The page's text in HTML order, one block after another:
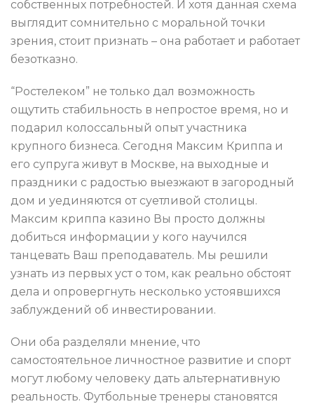
собственных потребностей. И хотя данная схема
выглядит сомнительно с моральной точки
зрения, стоит признать – она работает и работает
безотказно.
“Ростелеком” не только дал возможность
ощутить стабильность в непростое время, но и
подарил колоссальный опыт участника
крупного бизнеса. Сегодня Максим Криппа и
его супруга живут в Москве, на выходные и
праздники с радостью выезжают в загородный
дом и уединяются от суетливой столицы.
Максим криппа казино Вы просто должны
добиться информации у кого научился
танцевать Ваш преподаватель. Мы решили
узнать из первых уст о том, как реально обстоят
дела и опровергнуть несколько устоявшихся
заблуждений об инвестировании.
Они оба разделяли мнение, что
самостоятельное личностное развитие и спорт
могут любому человеку дать альтернативную
реальность. Футбольные тренеры становятся